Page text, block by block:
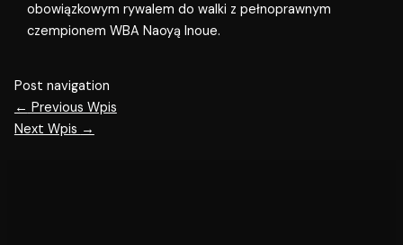
obowiązkowym rywalem do walki z pełnoprawnym
czempionem WBA Naoyą Inoue.
Post navigation
← Previous Wpis
Next Wpis →